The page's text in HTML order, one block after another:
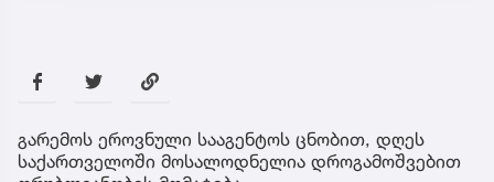
გარემოს ეროვნული სააგენტოს ცნობით, დღეს
საქართველოში მოსალოდნელია დროგამოშვებით